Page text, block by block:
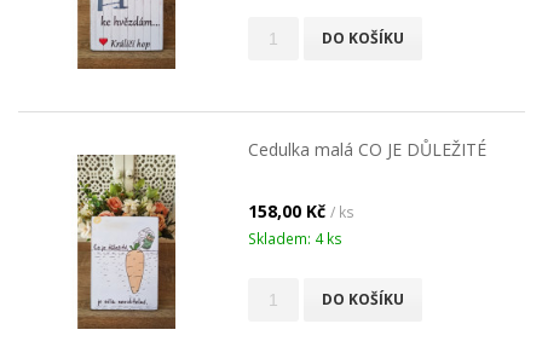
DO KOŠÍKU
Cedulka malá CO JE DŮLEŽITÉ
158,00 Kč / ks
Skladem: 4 ks
DO KOŠÍKU